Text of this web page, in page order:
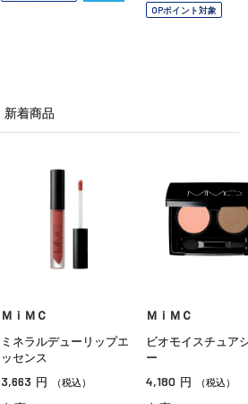
OPポイント対象
新着商品
ＭｉＭＣ
ミネラルデューリップエ
ッセンス
3,663 円 （税込）
ＭｉＭＣ
ビオモイスチュア
ー
4,180 円 （税込）